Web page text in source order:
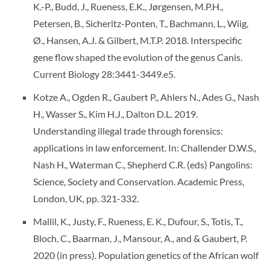
K.-P., Budd, J., Rueness, E.K., Jørgensen, M.P.H.,
Petersen, B., Sicheritz-Ponten, T., Bachmann, L., Wiig,
Ø., Hansen, A.J. & Gilbert, M.T.P. 2018. Interspecific
gene flow shaped the evolution of the genus Canis.
Current Biology 28:3441-3449.e5.
Kotze A., Ogden R., Gaubert P., Ahlers N., Ades G., Nash
H., Wasser S., Kim H.J., Dalton D.L. 2019.
Understanding illegal trade through forensics:
applications in law enforcement. In: Challender D.W.S.,
Nash H., Waterman C., Shepherd C.R. (eds) Pangolins:
Science, Society and Conservation. Academic Press,
London, UK, pp. 321-332.
Mallil, K., Justy, F., Rueness, E. K., Dufour, S., Totis, T.,
Bloch, C., Baarman, J., Mansour, A., and & Gaubert, P.
2020 (in press). Population genetics of the African wolf